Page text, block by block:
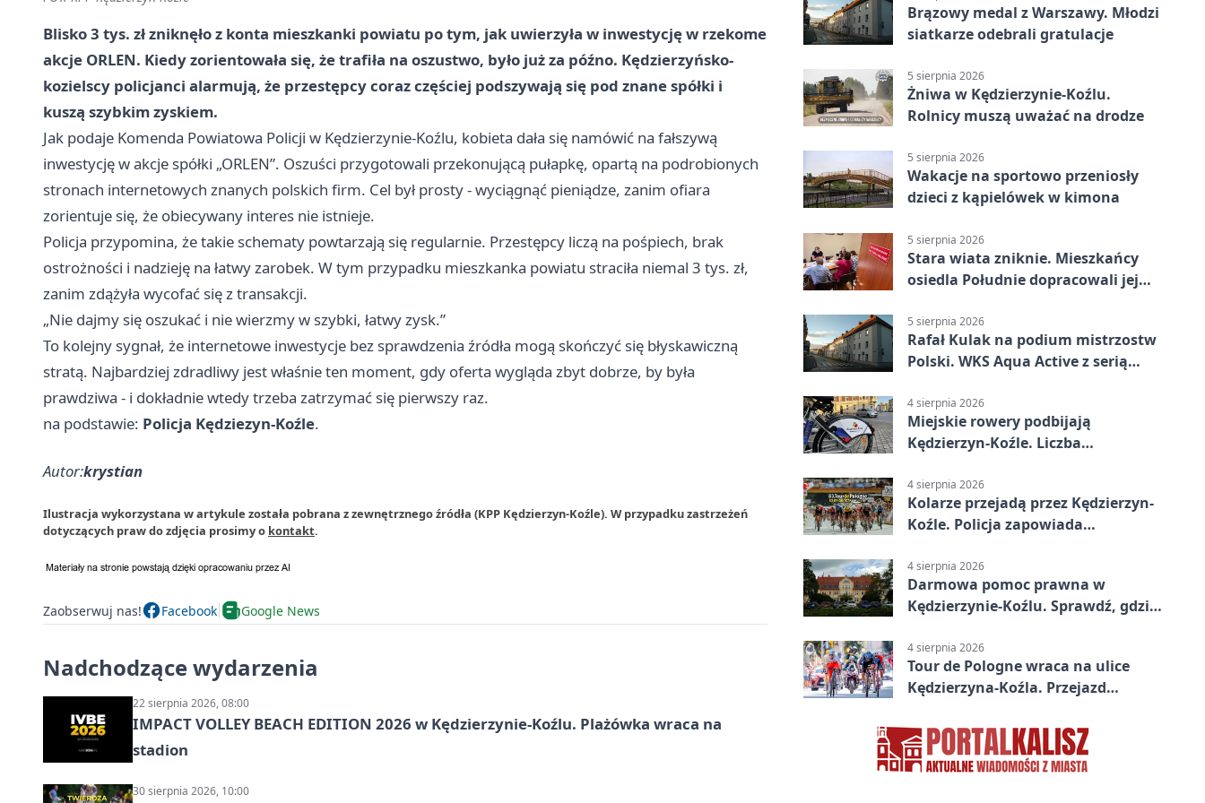
Blisko 3 tys. zł zniknęło z konta mieszkanki powiatu po tym, jak uwierzyła w inwestycję w rzekome
akcje ORLEN. Kiedy zorientowała się, że trafiła na oszustwo, było już za późno. Kędzierzyńsko-
kozielscy policjanci alarmują, że przestępcy coraz częściej podszywają się pod znane spółki i
kuszą szybkim zyskiem.
Jak podaje Komenda Powiatowa Policji w Kędzierzynie-Koźlu, kobieta dała się namówić na fałszywą
inwestycję w akcje spółki „ORLEN”. Oszuści przygotowali przekonującą pułapkę, opartą na podrobionych
stronach internetowych znanych polskich firm. Cel był prosty - wyciągnąć pieniądze, zanim ofiara
zorientuje się, że obiecywany interes nie istnieje.
Policja przypomina, że takie schematy powtarzają się regularnie. Przestępcy liczą na pośpiech, brak
ostrożności i nadzieję na łatwy zarobek. W tym przypadku mieszkanka powiatu straciła niemal 3 tys. zł,
zanim zdążyła wycofać się z transakcji.
„Nie dajmy się oszukać i nie wierzmy w szybki, łatwy zysk.”
To kolejny sygnał, że internetowe inwestycje bez sprawdzenia źródła mogą skończyć się błyskawiczną
stratą. Najbardziej zdradliwy jest właśnie ten moment, gdy oferta wygląda zbyt dobrze, by była
prawdziwa - i dokładnie wtedy trzeba zatrzymać się pierwszy raz.
na podstawie: Policja Kędziezyn-Koźle.
Autor:krystian
Ilustracja wykorzystana w artykule została pobrana z zewnętrznego źródła (KPP Kędzierzyn-Koźle). W przypadku zastrzeżeń
dotyczących praw do zdjęcia prosimy o kontakt.
Zaobserwuj nas! Facebook Google News
Nadchodzące wydarzenia
22 sierpnia 2026, 08:00
IMPACT VOLLEY BEACH EDITION 2026 w Kędzierzynie-Koźlu. Plażówka wraca na
stadion
30 sierpnia 2026, 10:00
Brązowy medal z Warszawy. Młodzi
siatkarze odebrali gratulacje
5 sierpnia 2026
Żniwa w Kędzierzynie-Koźlu.
Rolnicy muszą uważać na drodze
5 sierpnia 2026
Wakacje na sportowo przeniosły
dzieci z kąpielówek w kimona
5 sierpnia 2026
Stara wiata zniknie. Mieszkańcy
osiedla Południe dopracowali jej
5 sierpnia 2026
Rafał Kulak na podium mistrzostw
Polski. WKS Aqua Active z serią
4 sierpnia 2026
Miejskie rowery podbijają
Kędzierzyn-Koźle. Liczba
4 sierpnia 2026
Kolarze przejadą przez Kędzierzyn-
Koźle. Policja zapowiada
4 sierpnia 2026
Darmowa pomoc prawna w
Kędzierzynie-Koźlu. Sprawdź, gdzie
4 sierpnia 2026
Tour de Pologne wraca na ulice
Kędzierzyna-Koźla. Przejazd